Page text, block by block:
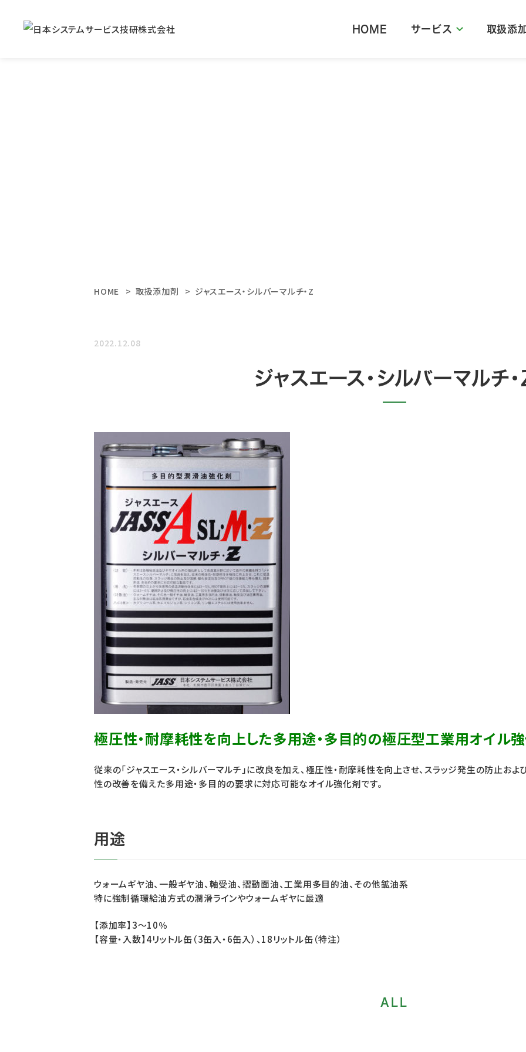
HOME サービス 取扱添
HOME 取扱添加剤 ジャスエース・シルバーマルチ・Z
2022.12.08
ジャスエース・シルバーマルチ
極圧性・耐摩耗性を向上した多用途・多目的の極圧型工業用オイル
従来の「ジャスエース・シルバーマルチ」に改良を加え、極圧性・耐摩耗性を向上させ、スラッジ発生の防止お
性の改善を備えた多用途・多目的の要求に対応可能なオイル強化剤です。
用途
ウォームギヤ油、一般ギヤ油、軸受油、摺動面油、工業用多目的油、その他鉱油系
特に強制循環給油方式の潤滑ラインやウォームギヤに最適
【添加率】3～10％
【容量・入数】4リットル缶（3缶入・6缶入）、18リットル缶（特注）
ALL